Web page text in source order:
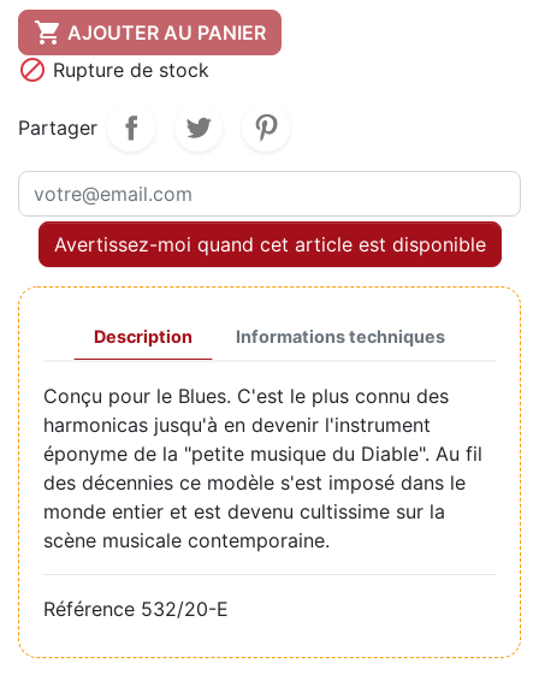
 AJOUTER AU PANIER
 Rupture de stock
Partager
Avertissez-moi quand cet article est disponible
Description Informations techniques
Conçu pour le Blues. C'est le plus connu des
harmonicas jusqu'à en devenir l'instrument
éponyme de la "petite musique du Diable". Au fil
des décennies ce modèle s'est imposé dans le
monde entier et est devenu cultissime sur la
scène musicale contemporaine.
Référence 532/20-E